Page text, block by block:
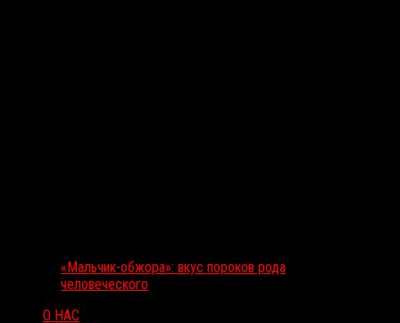
«Мальчик-обжора»: вкус пороков рода
человеческого
О НАС